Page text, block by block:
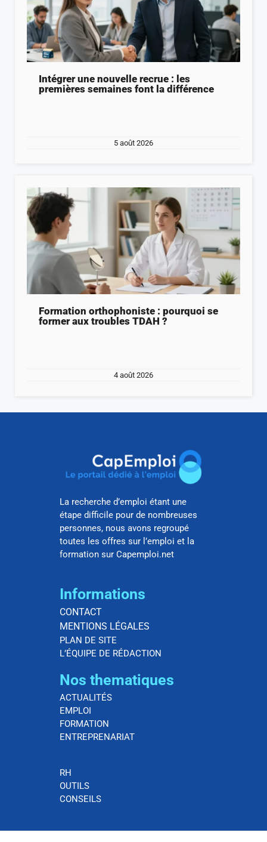
Intégrer une nouvelle recrue : les
premières semaines font la différence
5 août 2026
Formation orthophoniste : pourquoi se
former aux troubles TDAH ?
4 août 2026
La recherche d’emploi étant une
étape difficile pour de nombreuses
personnes, nous avons regroupé
toutes les offres sur l’emploi et la
formation sur Capemploi.net
Informations
CONTACT
MENTIONS LÉGALES
PLAN DE SITE
L’ÉQUIPE DE RÉDACTION
Nos thematiques
ACTUALITÉS
EMPLOI
FORMATION
ENTREPRENARIAT
RH
OUTILS
CONSEILS